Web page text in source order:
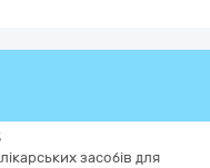
засобів для